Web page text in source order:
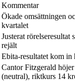
Kommentar
Ökade omsättningen
kvartalet
Justerat rörelseresultat
rejält
Ebita-resultatet kom in
Cantor Fitzgerald
(neutral), riktkurs 14